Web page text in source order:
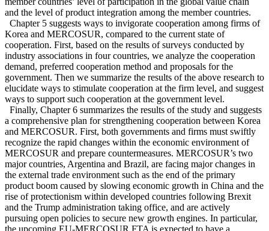
and the level of product integration among the member countries.
Chapter 5 suggests ways to invigorate cooperation among firms of
Korea and MERCOSUR, compared to the current state of
cooperation. First, based on the results of surveys conducted by
industry associations in four countries, we analyze the cooperation
demand, preferred cooperation method and proposals for the
government. Then we summarize the results of the above research to
elucidate ways to stimulate cooperation at the firm level, and suggest
ways to support such cooperation at the government level.
Finally, Chapter 6 summarizes the results of the study and suggests
a comprehensive plan for strengthening cooperation between Korea
and MERCOSUR. First, both governments and firms must swiftly
recognize the rapid changes within the economic environment of
MERCOSUR and prepare countermeasures. MERCOSUR’s two
major countries, Argentina and Brazil, are facing major changes in
the external trade environment such as the end of the primary
product boom caused by slowing economic growth in China and the
rise of protectionism within developed countries following Brexit
and the Trump administration taking office, and are actively
pursuing open policies to secure new growth engines. In particular,